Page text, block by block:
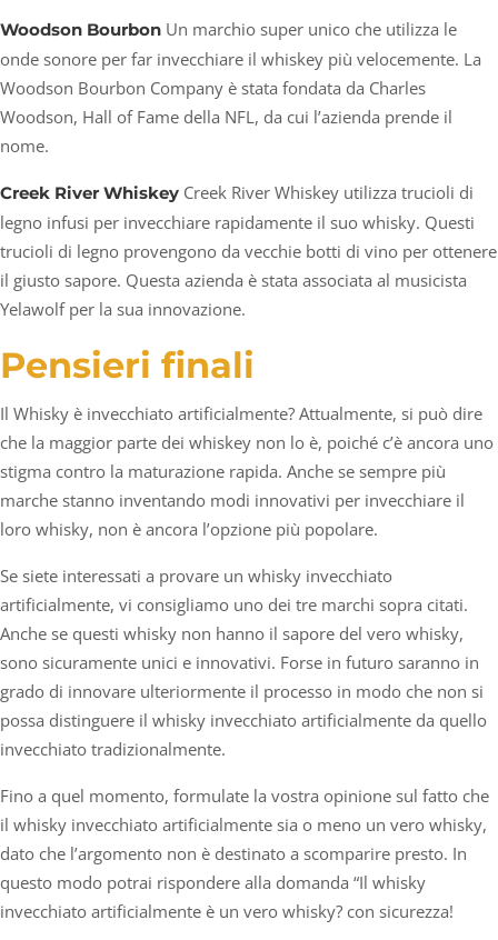
Woodson Bourbon Un marchio super unico che utilizza le
onde sonore per far invecchiare il whiskey più velocemente. La
Woodson Bourbon Company è stata fondata da Charles
Woodson, Hall of Fame della NFL, da cui l’azienda prende il
nome.
Creek River Whiskey Creek River Whiskey utilizza trucioli di
legno infusi per invecchiare rapidamente il suo whisky. Questi
trucioli di legno provengono da vecchie botti di vino per ottenere
il giusto sapore. Questa azienda è stata associata al musicista
Yelawolf per la sua innovazione.
Pensieri finali
Il Whisky è invecchiato artificialmente? Attualmente, si può dire
che la maggior parte dei whiskey non lo è, poiché c’è ancora uno
stigma contro la maturazione rapida. Anche se sempre più
marche stanno inventando modi innovativi per invecchiare il
loro whisky, non è ancora l’opzione più popolare.
Se siete interessati a provare un whisky invecchiato
artificialmente, vi consigliamo uno dei tre marchi sopra citati.
Anche se questi whisky non hanno il sapore del vero whisky,
sono sicuramente unici e innovativi. Forse in futuro saranno in
grado di innovare ulteriormente il processo in modo che non si
possa distinguere il whisky invecchiato artificialmente da quello
invecchiato tradizionalmente.
Fino a quel momento, formulate la vostra opinione sul fatto che
il whisky invecchiato artificialmente sia o meno un vero whisky,
dato che l’argomento non è destinato a scomparire presto. In
questo modo potrai rispondere alla domanda “Il whisky
invecchiato artificialmente è un vero whisky? con sicurezza!